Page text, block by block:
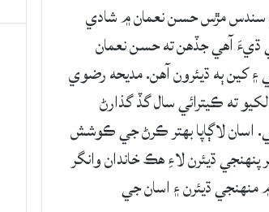
سندس مڙس حسن نعمان ۾ شادي
ڌيءَ آهي جڏهن ته حسن نعمان
پٽ آهي. ٻنهي جي شادي 2013ع ۾ ٿي هئي ۽ کين ٻه ڌيئرون آهن. مديحه رضوي
ته ڪيترائي سال گڏ گذارڻ
لاڳاپا بهتر ڪرڻ جي ڪوشش
ڌيئرن لاءِ هڪ خاندان وانگر
ڌيئرن ۽ اسان جي